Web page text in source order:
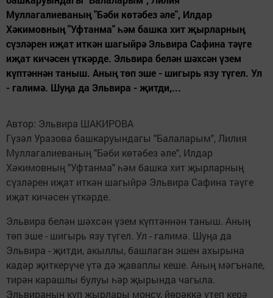
Муллагалиеваның "Бәби көтәбез әле", Илдар
Хәкимовның "Уфтанма" һәм башка хит җырларның
сүзләрен иҗат иткән шагыйрә Эльвира Сафина тәүге
иҗат кичәсен үткәрде. Эльвира белән шәхсән үзем
күптәннән таныш. Аның төп эше - шигырь язу түгел. Ул
- галимә. Шуңа да Эльвира - җитди,...
Автор: Эльвира ШАКИРОВА
Гүзәл Уразова башкаруындагы "Балаларым", Лилия
Муллагалиеваның "Бәби көтәбез әле", Илдар
Хәкимовның "Уфтанма" һәм башка хит җырларның
сүзләрен иҗат иткән шагыйрә Эльвира Сафина тәүге
иҗат кичәсен үткәрде.
Эльвира белән шәхсән үзем күптәннән таныш. Аның
төп эше - шигырь язу түгел. Ул - галимә. Шуңа да
Эльвира - җитди, акыллы, башлаган эшен ахырына
кадәр җиткерүче үтә дә җаваплы кеше. Аның мәгънәле,
тирән карашлы булуы һәр җырында чагыла.
Эльвираның күп җырлары моңсу, йөрәккә үтеп керә